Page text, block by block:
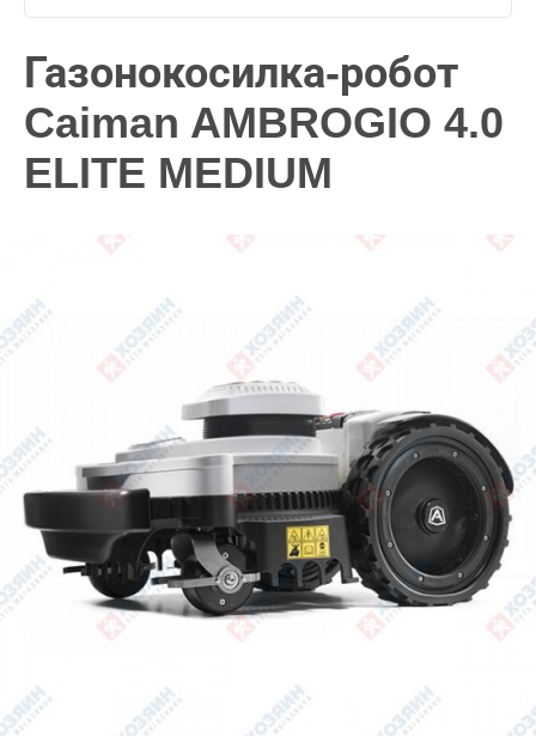
Газонокосилка-робот
Caiman AMBROGIO 4.0
ELITE MEDIUM